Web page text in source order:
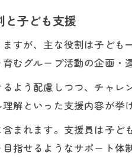
と子ども支援
すが、主な役割は子ど
むグループ活動の企画・
よう配慮しつつ、チャ
解といった支援内容が
まれます。支援員は子
指せるようなサポート体